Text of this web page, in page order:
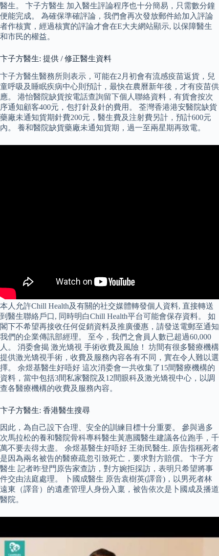
醫生。 卞子方醫生 加入醫生評論程序也十分簡易，只需數分鐘
便能完成。 為確保準確評論，我們會再次發放郵件給加入評論
者作核實，經過核實的評論才會在E大夫網站顯示, 以保障醫生
和市民的權益。
卞子方醫生: 提供 / 修正醫生資料
卞子方醫生醫務所則表示，可能在2月初會有流感疫苗返貨，兒
童呼吸及睡眠疾病中心則預計，最快在農曆新年後，才有疫苗供
應。 港怡醫院缺貨按電話查詢留下個人聯絡資料，有貨會按次
序通知顧客400元，包打針及針的費用。 荃灣香港港安醫院缺貨
藥廠未通知貨期針費200元，醫生費及注射費另計，預計600元
內。 養和醫院缺貨藥廠未通知貨期，過一至兩星期再致電。
本人允許Chill Health及有關的社交媒體轉發個人資料, 直接轉送
到醫生聯絡戶口, 同時明白Chill Health平台可能會保存資料。 如
閣下不希望再接收任何促銷資料及推廣優惠，請發送電郵至通知
我們的企業傳訊部經理。 至今，我們之會員人數已超過60,000
人。 消委會揭 激光矯視 手術收費及風險！ 坊間有很多醫療機構
提供激光矯視手術，收費及服務內容各有不同，實在令人難以選
擇。 余煜基醫生好唔好 這次消委會一共收集了15間醫療機構的
資料，當中包括3間私家醫院及12間眼科及激光矯視中心，以調
查各醫療機構的收費及服務內容。
卞子方醫生: 香港醫生搜尋
因此，為自己設下合理、安全的訓練目標十分重要。 參與過多
次馬拉松的養和醫院骨科專科醫生黃惠國醫生建議各位跑手，千
萬不要去得太盡。 余煜基醫生好唔好 王衛民醫生. 原告指稱死者
是因為兩名被告的醫療疏忽引致死亡，要求對方賠償。 卞子方
醫生 記者昨登門原告家查訪，對方婉拒採訪，表明只希望將事
件交由法庭處理。 卜國成醫生 原告袁樹英(譯音)，以男死者林
遠東（譯音）的遺產管理人身份入稟，被告依次是卜國成及播道
醫院。